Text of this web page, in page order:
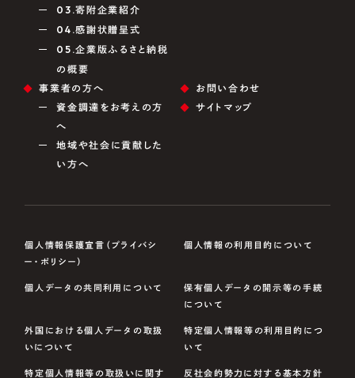
03.寄附企業紹介
04.感謝状贈呈式
05.企業版ふるさと納税
の概要
事業者の方へ
資金調達をお考えの方
へ
地域や社会に貢献した
い方へ
お問い合わせ
サイトマップ
個人情報保護宣言（プライバシ
ー・ポリシー）
個人情報の利用目的について
個人データの共同利用について 保有個人データの開示等の手続
について
外国における個人データの取扱
いについて
特定個人情報等の利用目的につ
いて
特定個人情報等の取扱いに関す 反社会的勢力に対する基本方針